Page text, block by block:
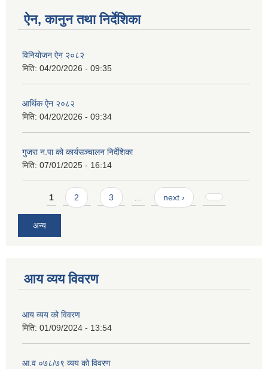
ऐन, कानुन तथा निर्देशिका
विनियोजन ऐन २०८२
मिति: 04/20/2026 - 09:35
आर्थिक ऐन २०८२
मिति: 04/20/2026 - 09:34
गुजरा न.पा को कार्यसञ्चालन निर्देशिका
मिति: 07/01/2025 - 16:14
Pages
1 2 3 … next ›
अन्य
आय व्यय विवरण
आय व्यय को विवरण
मिति: 01/09/2024 - 13:54
आ.व ०७८/७९ व्यय को विवरण